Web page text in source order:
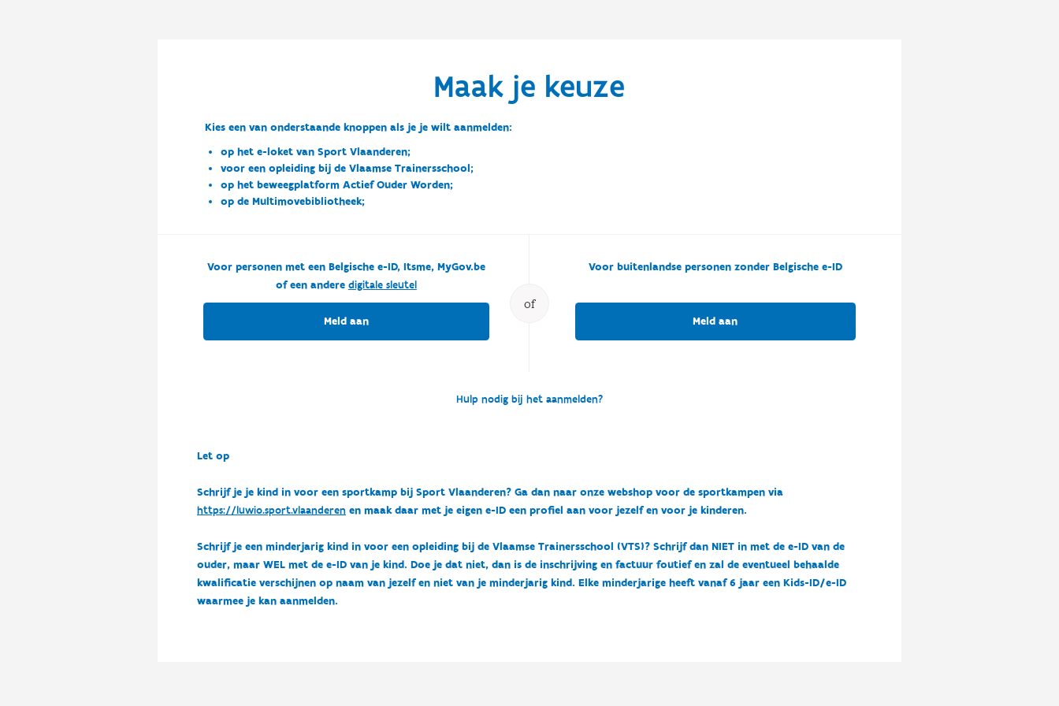
Maak je keuze
Kies een van onderstaande knoppen als je je wilt aanmelden:
op het e-loket van Sport Vlaanderen;
voor een opleiding bij de Vlaamse Trainersschool;
op het beweegplatform Actief Ouder Worden;
op de Multimovebibliotheek;
of
Voor personen met een Belgische e-ID, Itsme, MyGov.be
of een andere digitale sleutel
Meld aan
Voor buitenlandse personen zonder Belgische e-ID
Meld aan
Hulp nodig bij het aanmelden?
Let op
Schrijf je je kind in voor een sportkamp bij Sport Vlaanderen? Ga dan naar onze webshop voor de sportkampen via
https://luwio.sport.vlaanderenen maak daar met je eigen e-ID een profiel aan voor jezelf en voor je kinderen.
Schrijf je een minderjarig kind in voor een opleiding bij de Vlaamse Trainersschool (VTS)? Schrijf dan NIET in met de e-ID van de
ouder, maar WEL met de e-ID van je kind. Doe je dat niet, dan is de inschrijving en factuur foutief en zal de eventueel behaalde
kwalificatie verschijnen op naam van jezelf en niet van je minderjarig kind. Elke minderjarige heeft vanaf 6 jaar een Kids-ID/e-ID
waarmee je kan aanmelden.